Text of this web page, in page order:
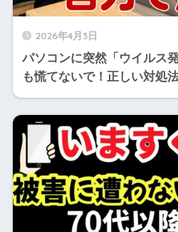
2026年4月3日
パソコンに突然「ウイルス
も慌てないで！正しい対処